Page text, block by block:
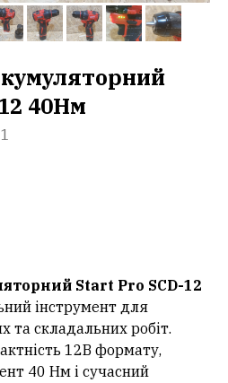
40Нм
Start Pro SCD-12
інструмент для
та складальних робіт.
12В формату,
40 Нм і сучасний